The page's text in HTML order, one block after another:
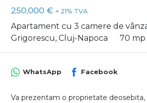
250,000 € + 21% TVA
Apartament cu 3 camere de
Grigorescu, Cluj-Napoca
70 mp
Next
WhatsApp Facebook
Va prezentam o proprietate